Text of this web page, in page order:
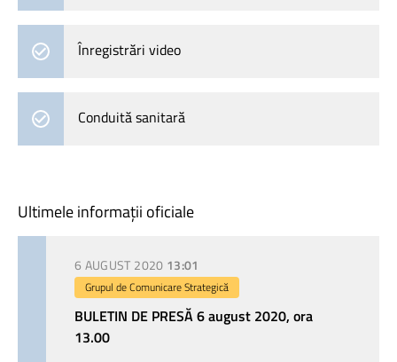
Înregistrări video
Conduită sanitară
Ultimele informații oficiale
6 AUGUST 2020 13:01
Grupul de Comunicare Strategică
BULETIN DE PRESĂ 6 august 2020, ora
13.00